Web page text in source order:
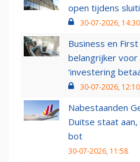
open tijdens
30-07-2026, 14:30
Business en
belangrijker voor
‘investering
30-07-2026, 12:10
Nabestaanden
Duitse staat
bot
30-07-2026, 11:58